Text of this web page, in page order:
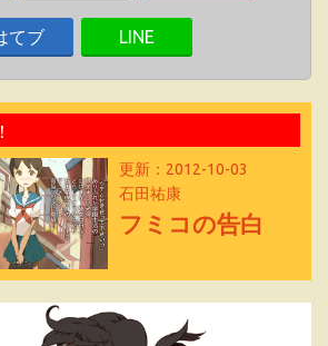
てブ LINE
更新：2012-10-03
石田祐康
フミコの告白